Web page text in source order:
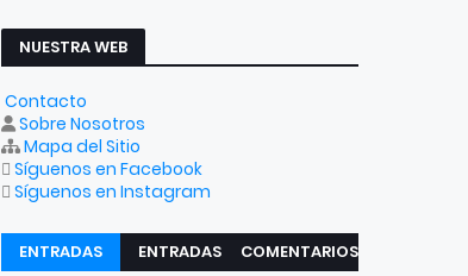
NUESTRA WEB
Contacto
Sobre Nosotros
Mapa del Sitio
Síguenos en Facebook
Síguenos en Instagram
ENTRADAS
ENTRADAS
COMENTARIOS